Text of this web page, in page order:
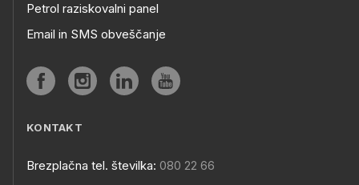
Petrol raziskovalni panel
Email in SMS obveščanje
KONTAKT
Brezplačna tel. številka: 080 22 66